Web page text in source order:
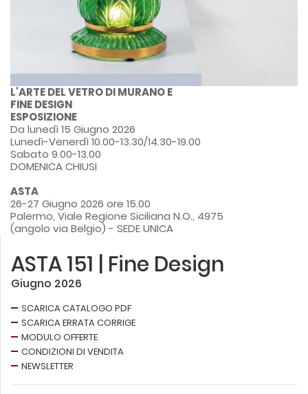
L'ARTE DEL VETRO DI MURANO E
FINE DESIGN
ESPOSIZIONE
Da lunedì 15 Giugno 2026
Lunedì-Venerdì 10.00-13.30/14.30-19.00
Sabato 9.00-13.00
DOMENICA CHIUSI
ASTA
26-27 Giugno 2026 ore 15.00
Palermo, Viale Regione Siciliana N.O., 4975
(angolo via Belgio) - SEDE UNICA
ASTA 151 | Fine Design
Giugno 2026
SCARICA CATALOGO PDF
SCARICA ERRATA CORRIGE
MODULO OFFERTE
CONDIZIONI DI VENDITA
NEWSLETTER